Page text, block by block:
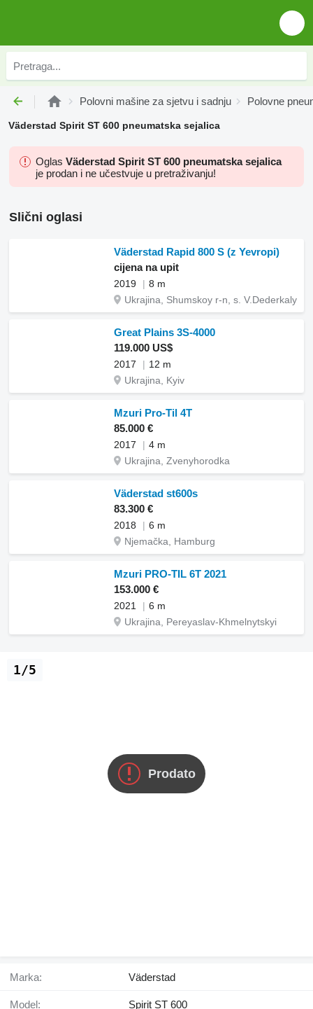
Polovni mašine za sjetvu i sadnju Polovne
Väderstad Spirit ST 600 pneumatska sejalica
Oglas Väderstad Spirit ST 600 pneumatska sejalica
je prodan i ne učestvuje u pretraživanju!
Slični oglasi
Väderstad Rapid 800 S (z Yevropi)
cijena na upit
2019
8 m
Ukrajina, Shumskoy r-n, s. V.Dederkaly
Great Plains 3S-4000
119.000 US$
2017
12 m
Ukrajina, Kyiv
Mzuri Pro-Til 4T
85.000 €
2017
4 m
Ukrajina, Zvenyhorodka
Väderstad st600s
83.300 €
2018
6 m
Njemačka, Hamburg
Mzuri PRO-TIL 6T 2021
153.000 €
2021
6 m
Ukrajina, Pereyaslav-Khmelnytskyi
Prodato
1/5
Marka: Väderstad
Model: Spirit ST 600